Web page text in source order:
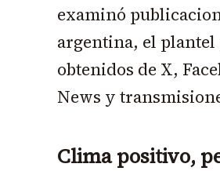
examinó
argentina, el
obtenidos de X,
News y
Clima positivo,